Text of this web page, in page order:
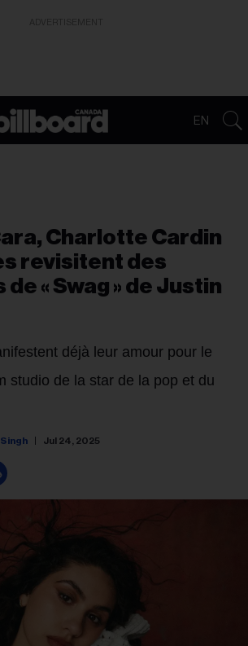
EN
Charlotte Cardin
revisitent des
« Swag » de Justin
déjà leur amour pour le
studio de la star de la pop et du
Jul 24, 2025